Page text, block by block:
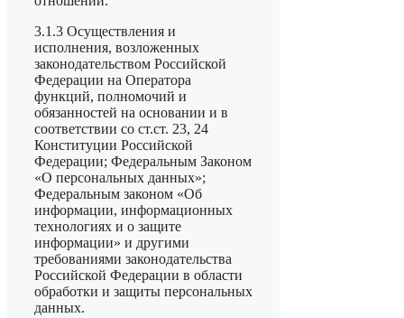
3.1.3 Осуществления и
исполнения, возложенных
законодательством Российской
Федерации на Оператора
функций, полномочий и
обязанностей на основании и в
соответствии со ст.ст. 23, 24
Конституции Российской
Федерации; Федеральным Законом
«О персональных данных»;
Федеральным законом «Об
информации, информационных
технологиях и о защите
информации» и другими
требованиями законодательства
Российской Федерации в области
обработки и защиты персональных
данных.